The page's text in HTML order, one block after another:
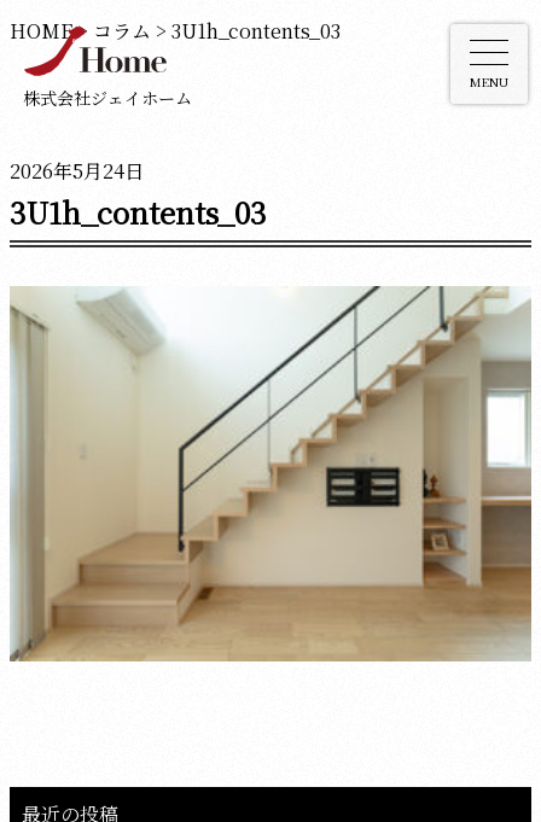
株式会社ジェイホーム
MENU
HOME> コラム > 3U1h_contents_03
2026年5月24日
3U1h_contents_03
最近の投稿